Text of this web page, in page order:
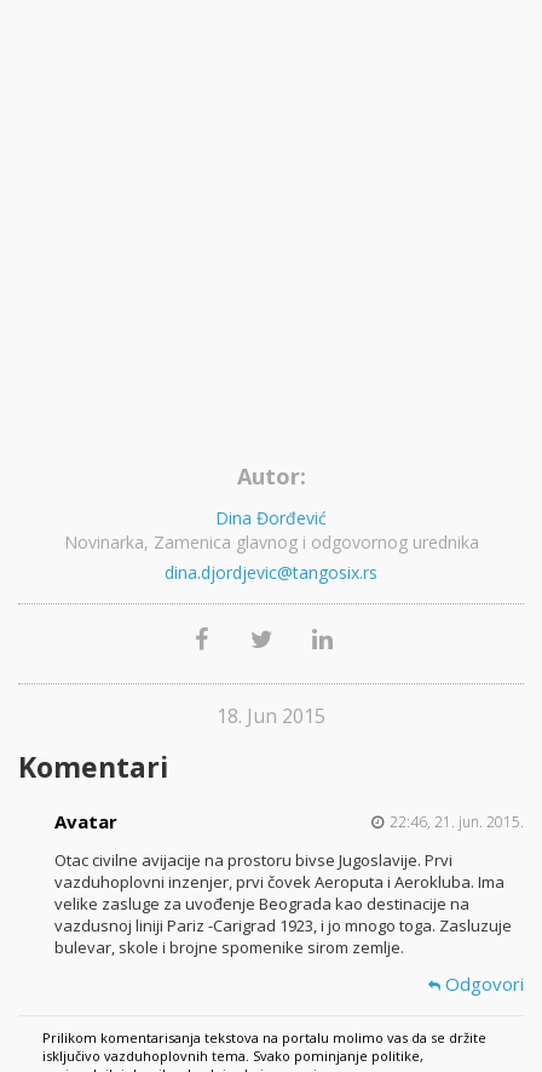
Autor:
Dina Đorđević
Novinarka, Zamenica glavnog i odgovornog urednika
dina.djordjevic@tangosix.rs
18. Jun 2015
Komentari
Avatar 22:46, 21. jun. 2015.
Otac civilne avijacije na prostoru bivse Jugoslavije. Prvi
vazduhoplovni inzenjer, prvi čovek Aeroputa i Aerokluba. Ima
velike zasluge za uvođenje Beograda kao destinacije na
vazdusnoj liniji Pariz -Carigrad 1923, i jo mnogo toga. Zasluzuje
bulevar, skole i brojne spomenike sirom zemlje.
Odgovori
Prilikom komentarisanja tekstova na portalu molimo vas da se držite
isključivo vazduhoplovnih tema. Svako pominjanje politike,